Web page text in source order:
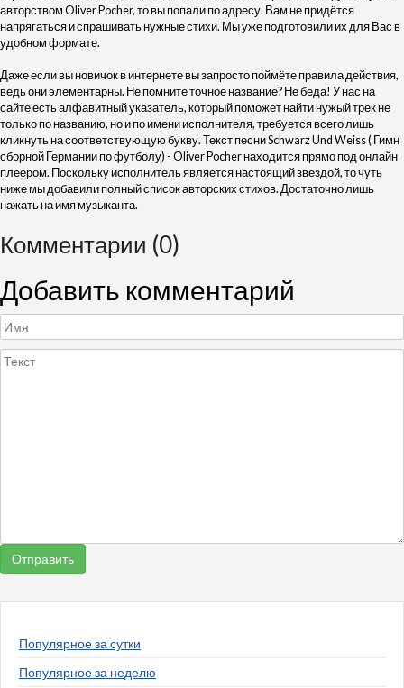
авторством Oliver Pocher, то вы попали по адресу. Вам не придётся
напрягаться и спрашивать нужные стихи. Мы уже подготовили их для Вас в
удобном формате.
Даже если вы новичок в интернете вы запросто поймёте правила действия,
ведь они элементарны. Не помните точное название? Не беда! У нас на
сайте есть алфавитный указатель, который поможет найти нужый трек не
только по названию, но и по имени исполнителя, требуется всего лишь
кликнуть на соответствующую букву. Текст песни Schwarz Und Weiss ( Гимн
сборной Германии по футболу) - Oliver Pocher находится прямо под онлайн
плеером. Поскольку исполнитель является настоящий звездой, то чуть
ниже мы добавили полный список авторских стихов. Достаточно лишь
нажать на имя музыканта.
Комментарии (0)
Добавить комментарий
Популярное за сутки
Популярное за неделю